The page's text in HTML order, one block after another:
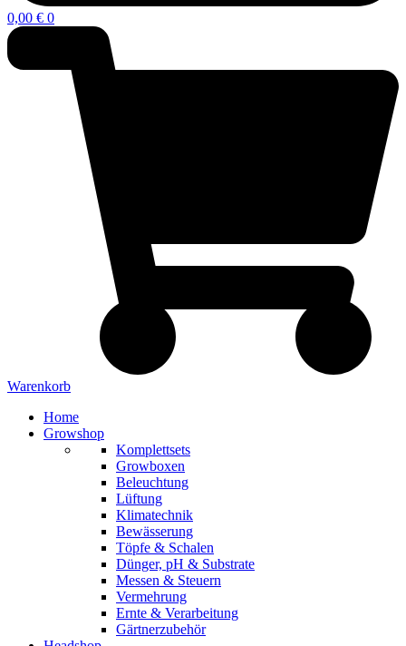
0,00 € 0
Warenkorb
Home
Growshop
Komplettsets
Growboxen
Beleuchtung
Lüftung
Klimatechnik
Bewässerung
Töpfe & Schalen
Dünger, pH & Substrate
Messen & Steuern
Vermehrung
Ernte & Verarbeitung
Gärtnerzubehör